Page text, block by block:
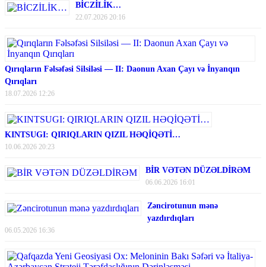
BİCZİLİK…
22.07.2026 20:16
Qırıqların Fəlsəfəsi Silsiləsi — II: Daonun Axan Çayı və İnyanqın
Qırıqları
18.07.2026 12:26
KINTSUGI: QIRIQLARIN QIZIL HƏQİQƏTİ…
10.06.2026 20:23
BİR VƏTƏN DÜZƏLDİRƏM
06.06.2026 16:01
Zəncirotunun mənə
yazdırdıqları
06.05.2026 16:36